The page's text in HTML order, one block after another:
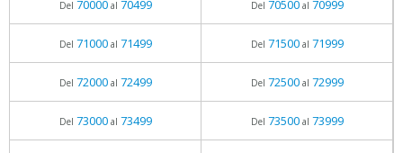
Del 70000al 70499 Del 70500al 70999
Del 71000al 71499 Del 71500al 71999
Del 72000al 72499 Del 72500al 72999
Del 73000al 73499 Del 73500al 73999